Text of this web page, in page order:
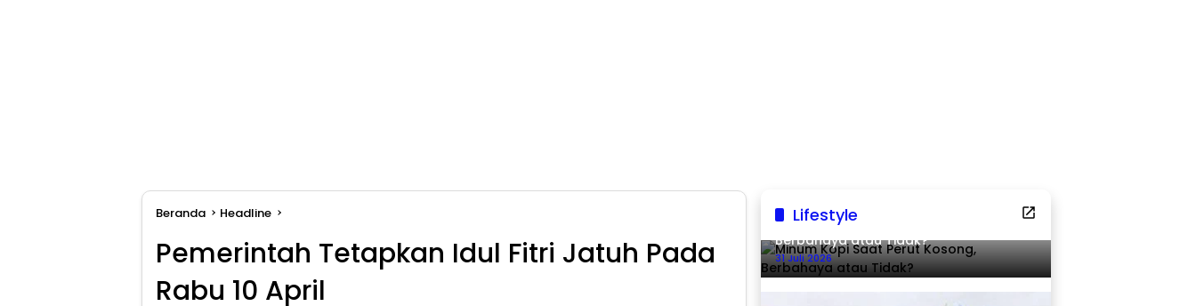
Beranda Headline
Pemerintah Tetapkan Idul Fitri Jatuh Pada
Rabu 10 April
Lifestyle
Minum Kopi Saat Perut Kosong,
Berbahaya atau Tidak?
31 Juli 2026